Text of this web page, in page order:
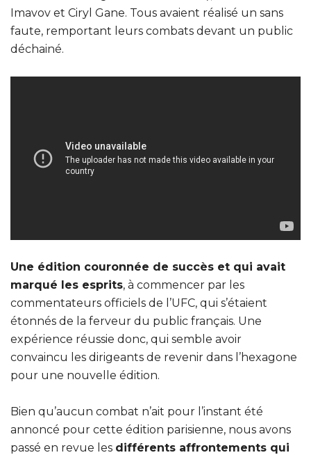
Imavov et Ciryl Gane. Tous avaient réalisé un sans
faute, remportant leurs combats devant un public
déchainé.
Une édition couronnée de succès et qui avait
marqué les esprits, à commencer par les
commentateurs officiels de l’UFC, qui s’étaient
étonnés de la ferveur du public français. Une
expérience réussie donc, qui semble avoir
convaincu les dirigeants de revenir dans l’hexagone
pour une nouvelle édition.
Bien qu’aucun combat n’ait pour l’instant été
annoncé pour cette édition parisienne, nous avons
passé en revue les différents affrontements qui